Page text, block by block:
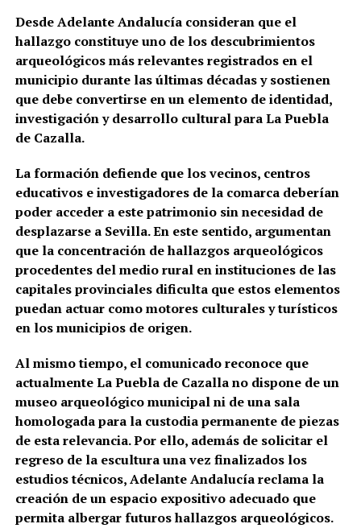
Desde Adelante Andalucía consideran que el
hallazgo constituye uno de los descubrimientos
arqueológicos más relevantes registrados en el
municipio durante las últimas décadas y sostienen
que debe convertirse en un elemento de identidad,
investigación y desarrollo cultural para La Puebla
de Cazalla.
La formación defiende que los vecinos, centros
educativos e investigadores de la comarca deberían
poder acceder a este patrimonio sin necesidad de
desplazarse a Sevilla. En este sentido, argumentan
que la concentración de hallazgos arqueológicos
procedentes del medio rural en instituciones de las
capitales provinciales dificulta que estos elementos
puedan actuar como motores culturales y turísticos
en los municipios de origen.
Al mismo tiempo, el comunicado reconoce que
actualmente La Puebla de Cazalla no dispone de un
museo arqueológico municipal ni de una sala
homologada para la custodia permanente de piezas
de esta relevancia. Por ello, además de solicitar el
regreso de la escultura una vez finalizados los
estudios técnicos, Adelante Andalucía reclama la
creación de un espacio expositivo adecuado que
permita albergar futuros hallazgos arqueológicos.